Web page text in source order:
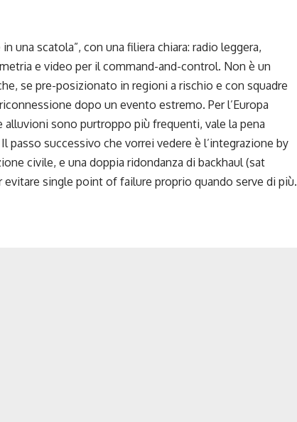
una scatola”, con una filiera chiara: radio leggera,
e video per il command-and-control. Non è un
se pre-posizionato in regioni a rischio e con squadre
dopo un evento estremo. Per l’Europa
sono purtroppo più frequenti, vale la pena
passo successivo che vorrei vedere è l’integrazione by
civile, e una doppia ridondanza di backhaul (sat
single point of failure proprio quando serve di più.